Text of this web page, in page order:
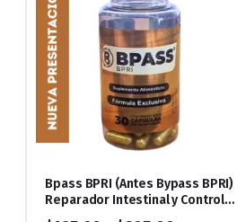
Bpass BPRI (Antes Bypass BPRI)
Reparador Intestinal y Control
de Peso – 30 Cápsulas